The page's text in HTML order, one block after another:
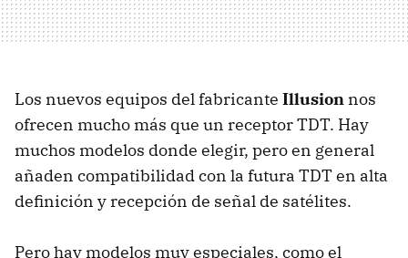
Los nuevos equipos del fabricante Illusion nos
ofrecen mucho más que un receptorTDT. Hay
muchos modelos donde elegir, pero en general
añaden compatibilidad con la futura TDTen alta
definición y recepción de señal de satélites.
Pero hay modelos muy especiales, como el